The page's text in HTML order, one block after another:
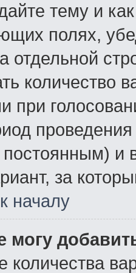
тему и
полях,
отдельной
количество
при
постоянным) и
за
началу
могу
количества